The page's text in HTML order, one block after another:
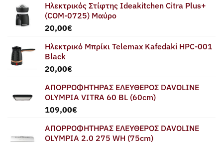
Ηλεκτρικός Στίφτης Ideakitchen Citra Plus+
(COM-0725) Μαύρο
20,00€
Ηλεκτρικό Μπρίκι Telemax Kafedaki HPC-001
Black
20,00€
ΑΠΟΡΡΟΦΗΤΗΡΑΣ ΕΛΕΥΘΕΡΟΣ DAVOLINE
OLYMPIA VITRA 60 BL (60cm)
109,00€
ΑΠΟΡΡΟΦΗΤΗΡΑΣ ΕΛΕΥΘΕΡΟΣ DAVOLINE
OLYMPIA 2.0 275 WH (75cm)